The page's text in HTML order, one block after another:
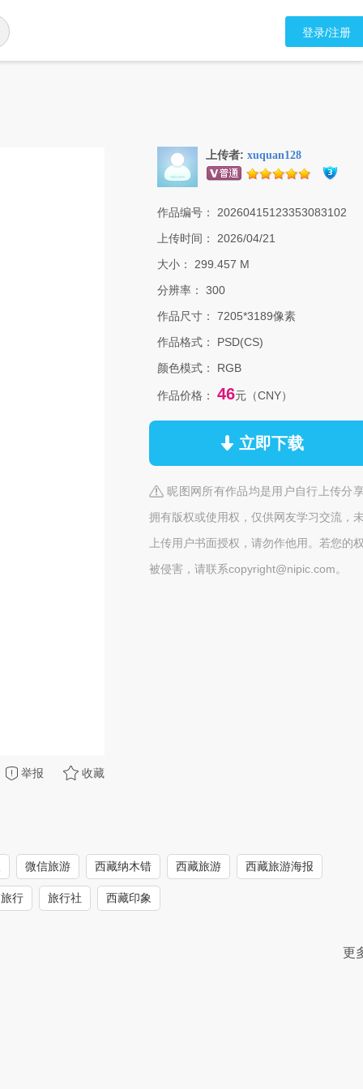
登录/注册
举报 收藏
上传者: xuquan128
作品编号：
20260415123353083102
上传时间：
2026/04/21
大小：
299.457 M
分辨率：
300
作品尺寸：
7205*3189像素
作品格式：
PSD(CS)
颜色模式：
RGB
作品价格： 46元（CNY）
立即下载
昵图网所有作品均是用户自行上传分
拥有版权或使用权，仅供网友学习交流，
上传用户书面授权，请勿作他用。若您的
被侵害，请联系copyright@nipic.com。
微信旅游 西藏纳木错 西藏旅游 西藏旅游海报
旅行 旅行社 西藏印象
更